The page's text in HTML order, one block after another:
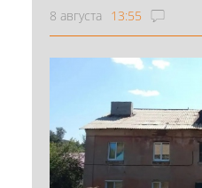
8 августа 13:55